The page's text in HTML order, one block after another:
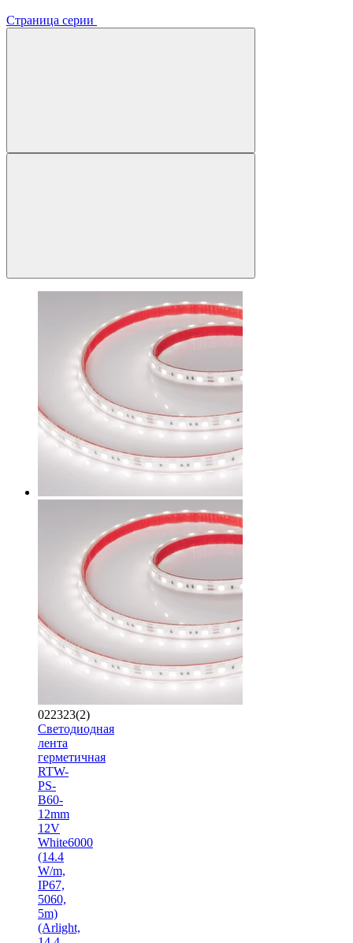
Страница серии
022323(2)
Светодиодная
лента
герметичная
RTW-
PS-
B60-
12mm
12V
White6000
(14.4
W/m,
IP67,
5060,
5m)
(Arlight,